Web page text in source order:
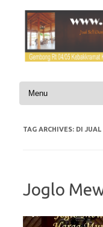
Skip to content
TAG ARCHIVES: DI
Joglo